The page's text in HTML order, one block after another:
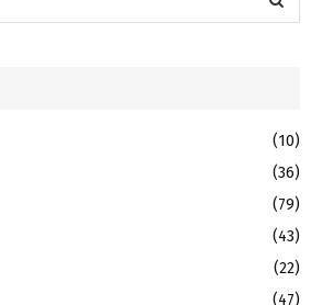
A
R
H
(10)
(36)
(79)
(43)
(22)
(47)